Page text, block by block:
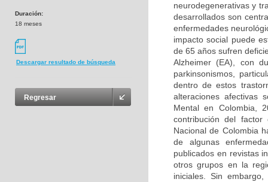
Duración:
18 meses
Descargar resultado de búsqueda
Regresar
neurodegenerativas y
desarrollados son
enfermedades
impacto social puede
de 65 años sufren
Alzheimer (EA), con
parkinsonismos,
dentro de estos
alteraciones afectivas
Mental en Colombia,
contribución del
Nacional de Colombia
de algunas
publicados en revistas
otros grupos en la
iniciales. Sin